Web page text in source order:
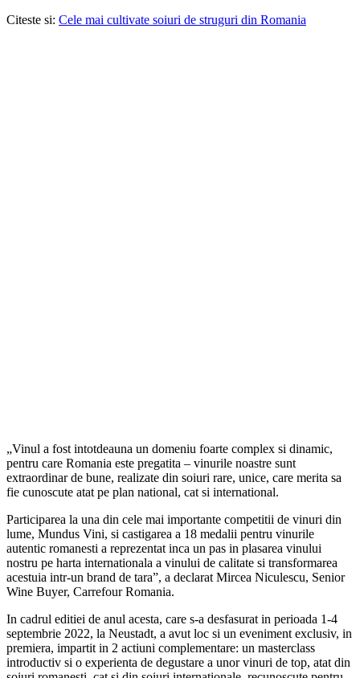
Citeste si: Cele mai cultivate soiuri de struguri din Romania
„Vinul a fost intotdeauna un domeniu foarte complex si dinamic,
pentru care Romania este pregatita – vinurile noastre sunt
extraordinar de bune, realizate din soiuri rare, unice, care merita sa
fie cunoscute atat pe plan national, cat si international.
Participarea la una din cele mai importante competitii de vinuri din
lume, Mundus Vini, si castigarea a 18 medalii pentru vinurile
autentic romanesti a reprezentat inca un pas in plasarea vinului
nostru pe harta internationala a vinului de calitate si transformarea
acestuia intr-un brand de tara”, a declarat Mircea Niculescu, Senior
Wine Buyer, Carrefour Romania.
In cadrul editiei de anul acesta, care s-a desfasurat in perioada 1-4
septembrie 2022, la Neustadt, a avut loc si un eveniment exclusiv, in
premiera, impartit in 2 actiuni complementare: un masterclass
introductiv si o experienta de degustare a unor vinuri de top, atat din